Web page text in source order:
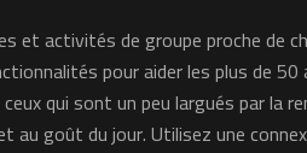
et activités de groupe proche de
pour aider les plus de 50
qui sont un peu largués par la
au goût du jour. Utilisez une